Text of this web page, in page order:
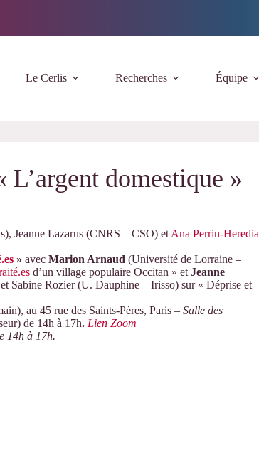
Le Cerlis Recherches Équipe
domestique »
Jeanne Lazarus (CNRS – CSO) et Ana Perrin-Heredia
» avec Marion Arnaud (Université de Lorraine –
d’un village populaire Occitan » et Jeanne
Sabine Rozier (U. Dauphine – Irisso) sur « Déprise et
au 45 rue des Saints-Pères, Paris – Salle des
de 14h à 17h. Lien Zoom
14h à 17h.